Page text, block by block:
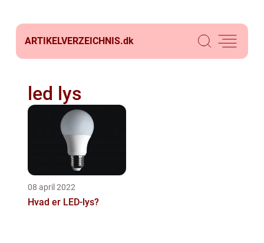
ARTIKELVERZEICHNIS.dk
led lys
08 april 2022
Hvad er LED-lys?